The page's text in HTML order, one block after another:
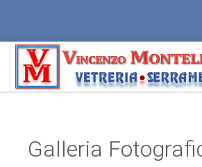
Galleria